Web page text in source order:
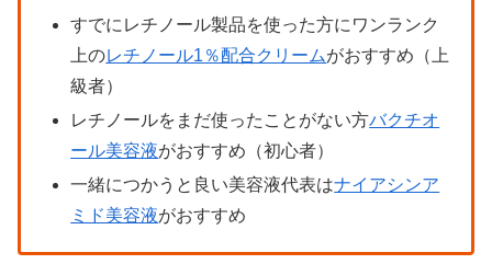
すでにレチノール製品を使った方にワンランク
上のレチノール1％配合クリームがおすすめ（上
級者）
レチノールをまだ使ったことがない方バクチオ
ール美容液がおすすめ（初心者）
一緒につかうと良い美容液代表はナイアシンア
ミド美容液がおすすめ